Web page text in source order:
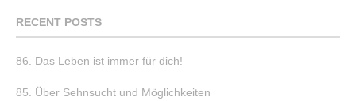
RECENT POSTS
86. Das Leben ist immer für dich!
85. Über Sehnsucht und Möglichkeiten